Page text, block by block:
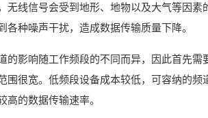
无线信号会受到地形、地物以及大气等因
各种噪声干扰，造成数据传输质量下降。
的影响随工作频段的不同而异，因此首先
围很宽。低频段设备成本较低，可容纳的
的数据传输速率。